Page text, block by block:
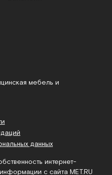
мебель и
данных
интернет-
с сайта MET.RU